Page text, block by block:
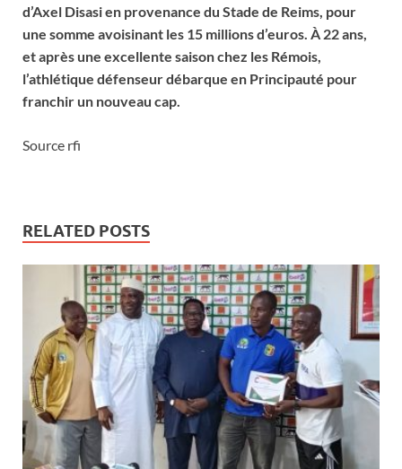
d’Axel Disasi en provenance du Stade de Reims, pour
une somme avoisinant les 15 millions d’euros. À 22 ans,
et après une excellente saison chez les Rémois,
l’athlétique défenseur débarque en Principauté pour
franchir un nouveau cap.
Source rfi
RELATED POSTS